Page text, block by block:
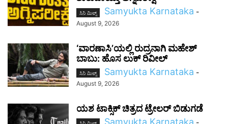
ಸಿನಿ ಮಿಲ್ಸ್ Samyukta Karnataka -
August 9, 2026
‘ವಾರಣಾಸಿ’ಯಲ್ಲಿ ರುದ್ರನಾಗಿ ಮಹೇಶ್
ಬಾಬು: ಹೊಸ ಲುಕ್ ರಿವೀಲ್
ಸಿನಿ ಮಿಲ್ಸ್ Samyukta Karnataka -
August 9, 2026
ಯಶ ಟಾಕ್ಸಿಕ್ ಚಿತ್ರದ ಟ್ರೇಲರ್ ಬಿಡುಗಡೆ
Samyukta Karnataka -